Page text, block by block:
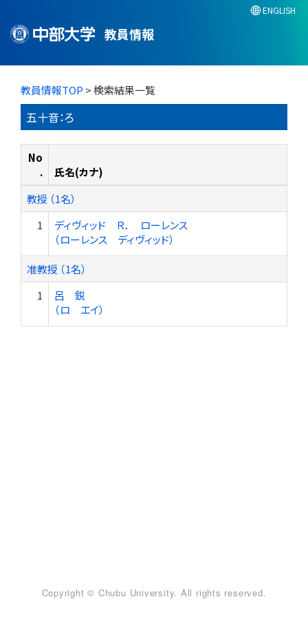
教員情報
ENGLISH
教員情報TOP > 検索結果一覧
五十音：ろ
No
.
氏名(カナ)
教授 （1名）
1
ディヴィッド Ｒ． ローレンス
（ローレンス ディヴィッド）
准教授 （1名）
1
呂 鋭
（ロ エイ）
Copyright © Chubu University. All rights reserved.